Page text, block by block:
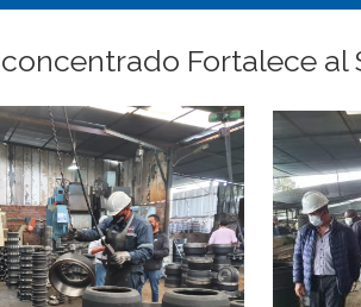
Fortalece al